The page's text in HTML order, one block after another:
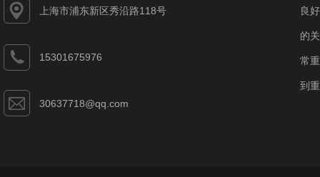
上海市浦东新区秀沿路118号
15301675976
30637718@qq.com
良
的
常
到